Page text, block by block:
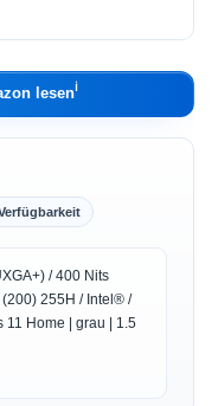
lesenℹ︎
/ 400 Nits
255H / Intel® /
11 Home | grau | 1.5